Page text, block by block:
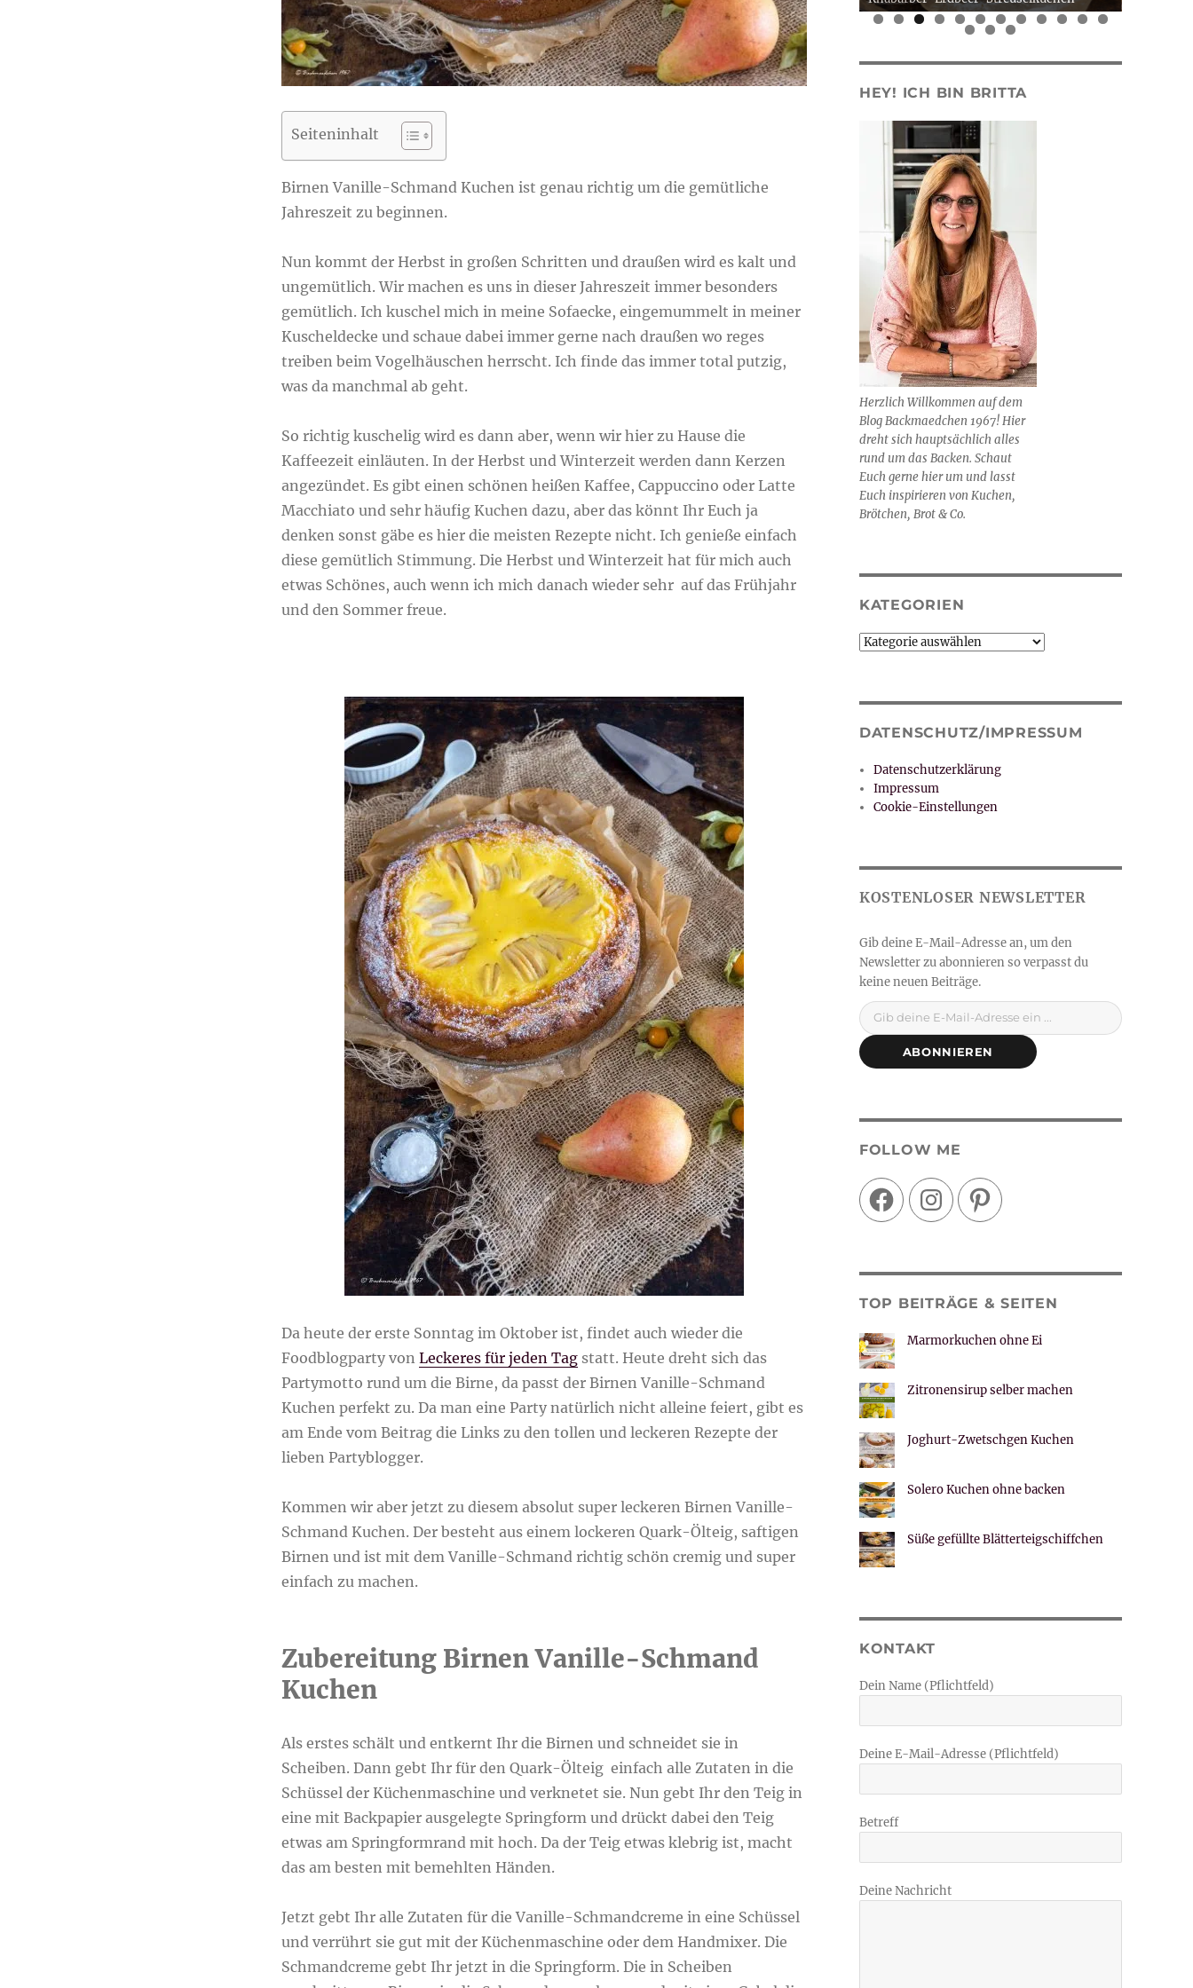
Seiteninhalt
Birnen Vanille-Schmand Kuchen ist genau richtig um die gemütliche
Jahreszeit zu beginnen.
Nun kommt der Herbst in großen Schritten und draußen wird es kalt und
ungemütlich. Wir machen es uns in dieser Jahreszeit immer besonders
gemütlich. Ich kuschel mich in meine Sofaecke, eingemummelt in meiner
Kuscheldecke und schaue dabei immer gerne nach draußen wo reges
treiben beim Vogelhäuschen herrscht. Ich finde das immer total putzig,
was da manchmal ab geht.
So richtig kuschelig wird es dann aber, wenn wir hier zu Hause die
Kaffeezeit einläuten. In der Herbst und Winterzeit werden dann Kerzen
angezündet. Es gibt einen schönen heißen Kaffee, Cappuccino oder Latte
Macchiato und sehr häufig Kuchen dazu, aber das könnt Ihr Euch ja
denken sonst gäbe es hier die meisten Rezepte nicht. Ich genieße einfach
diese gemütlich Stimmung. Die Herbst und Winterzeit hat für mich auch
etwas Schönes, auch wenn ich mich danach wieder sehr auf das Frühjahr
und den Sommer freue.
Da heute der erste Sonntag im Oktober ist, findet auch wieder die
Foodblogparty von Leckeres für jeden Tagstatt. Heute dreht sich das
Partymotto rund um die Birne, da passt der Birnen Vanille-Schmand
Kuchen perfekt zu. Da man eine Party natürlich nicht alleine feiert, gibt es
am Ende vom Beitrag die Links zu den tollen und leckeren Rezepte der
lieben Partyblogger.
Kommen wir aber jetzt zu diesem absolut super leckeren Birnen Vanille-
Schmand Kuchen. Der besteht aus einem lockeren Quark-Ölteig, saftigen
Birnen und ist mit dem Vanille-Schmand richtig schön cremig und super
einfach zu machen.
Zubereitung Birnen Vanille-Schmand
Kuchen
Als erstes schält und entkernt Ihr die Birnen und schneidet sie in
Scheiben. Dann gebt Ihr für den Quark-Ölteig einfach alle Zutaten in die
Schüssel der Küchenmaschine und verknetet sie. Nun gebt Ihr den Teig in
eine mit Backpapier ausgelegte Springform und drückt dabei den Teig
etwas am Springformrand mit hoch. Da der Teig etwas klebrig ist, macht
das am besten mit bemehlten Händen.
Jetzt gebt Ihr alle Zutaten für die Vanille-Schmandcreme in eine Schüssel
und verrührt sie gut mit der Küchenmaschine oder dem Handmixer. Die
Schmandcreme gebt Ihr jetzt in die Springform. Die in Scheiben
0
1 2
3 4 5
HEY! ICH BIN BRITTA
Herzlich Willkommen auf dem
Blog Backmaedchen 1967! Hier
dreht sich hauptsächlich alles
rund um das Backen. Schaut
Euch gerne hier um und lasst
Euch inspirieren von Kuchen,
Brötchen, Brot & Co.
KATEGORIEN
Kategorien
DATENSCHUTZ/IMPRESSUM
Datenschutzerklärung
Impressum
Cookie-Einstellungen
Gib deine E-Mail-Adresse ein ...
ABONNIEREN
FOLLOW ME
FacebookInstagramPinterest
TOP BEITRÄGE & SEITEN
Marmorkuchen ohne Ei
Zitronensirup selber machen
Joghurt-Zwetschgen Kuchen
Solero Kuchen ohne backen
Süße gefüllte Blätterteigschiffchen
KONTAKT
Dein Name (Pflichtfeld)
Deine E-Mail-Adresse (Pflichtfeld)
Betreff
Deine Nachricht